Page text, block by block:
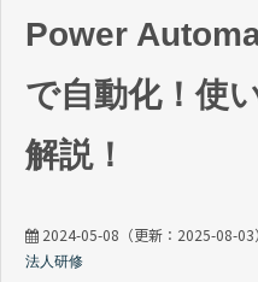
Power
で自動化！使
解説！
2024-05-08 （更新： 2025-08-03）
法人研修